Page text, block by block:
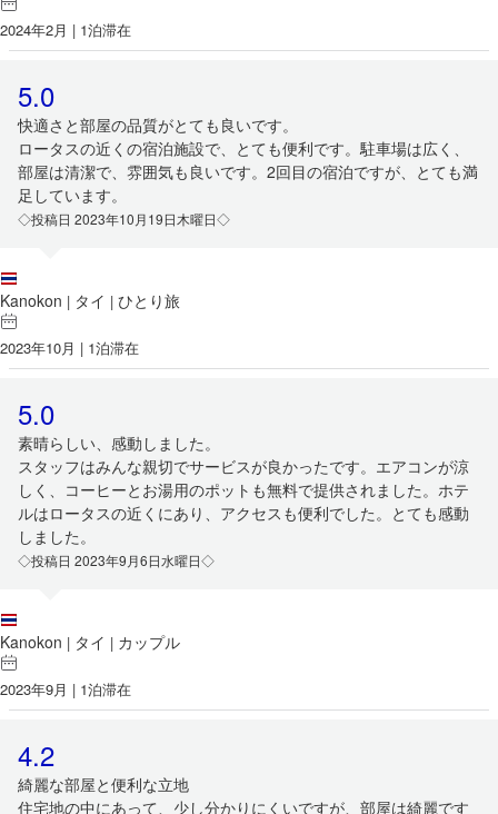
2024年2月 | 1泊滞在
5.0
快適さと部屋の品質がとても良いです。
ロータスの近くの宿泊施設で、とても便利です。駐車場は広く、
部屋は清潔で、雰囲気も良いです。2回目の宿泊ですが、とても満
足しています。
◇投稿日 2023年10月19日木曜日◇
Kanokon | タイ | ひとり旅
2023年10月 | 1泊滞在
5.0
素晴らしい、感動しました。
スタッフはみんな親切でサービスが良かったです。エアコンが涼
しく、コーヒーとお湯用のポットも無料で提供されました。ホテ
ルはロータスの近くにあり、アクセスも便利でした。とても感動
しました。
◇投稿日 2023年9月6日水曜日◇
Kanokon | タイ | カップル
2023年9月 | 1泊滞在
4.2
綺麗な部屋と便利な立地
住宅地の中にあって、少し分かりにくいですが、部屋は綺麗です